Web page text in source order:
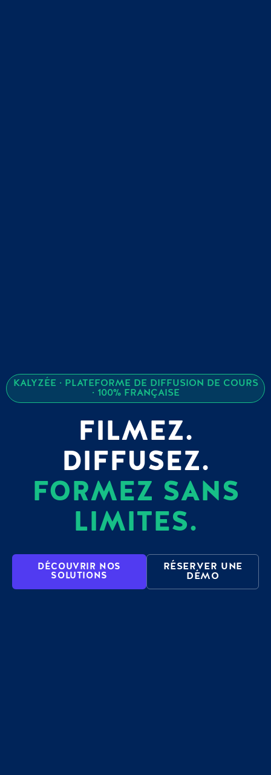
KALYZÉE · PLATEFORME DE DIFFUSION DE COURS
· 100% FRANÇAISE
FILMEZ.
DIFFUSEZ.
FORMEZ SANS
LIMITES.
DÉCOUVRIR NOS
SOLUTIONS
RÉSERVER UNE
DÉMO